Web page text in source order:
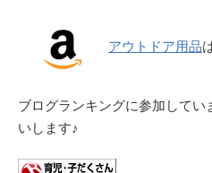
アウトドア用品
ブログランキングに参加して
いします♪